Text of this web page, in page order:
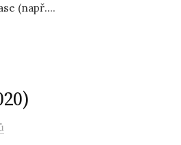
(např....